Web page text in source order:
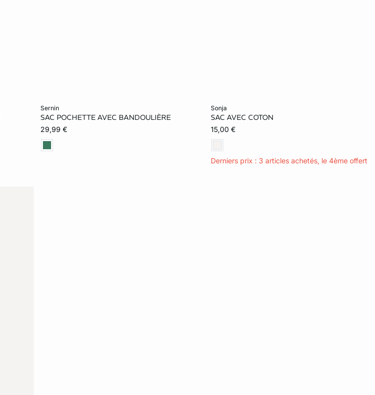
sernin
SAC POCHETTE AVEC BANDOULIÈRE
29,99 €
sonja
SAC AVEC COTON
15,00 €
Derniers prix : 3 articles achetés, le 4ème offert